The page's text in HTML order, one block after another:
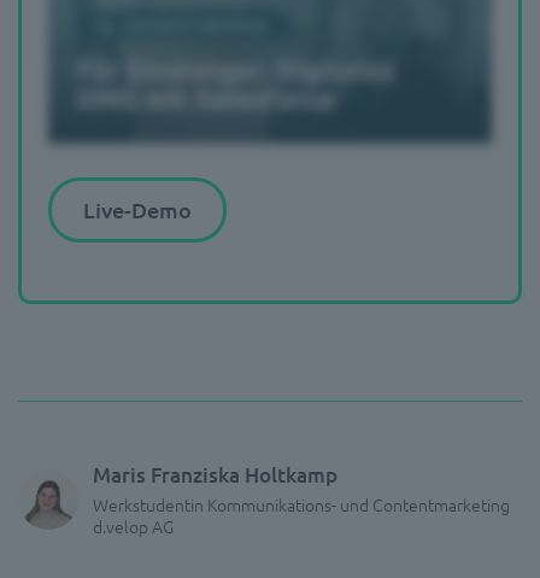
Live-Demo
Maris Franziska Holtkamp
Werkstudentin Kommunikations- und Contentmarketing
d.velop AG